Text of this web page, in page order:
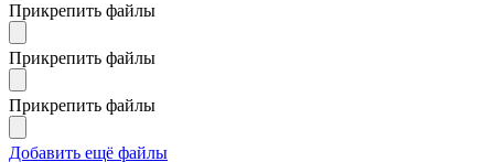
Прикрепить файлы
Прикрепить файлы
Прикрепить файлы
Добавить ещё файлы